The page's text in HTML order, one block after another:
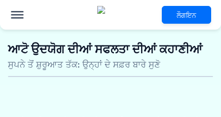
ਲੌਗਇਨ
ਨਵੀਨਤਾਕਾਰੀ ਵਿੱਤੀ ਹੱਲਾਂ ਲਈ
ਆਟੋ ਨਿਰਮਾਤਾ ਅਤੇ ਸਹਾਇਕ
ਆਟੋ ਉਦਯੋਗ ਦੀਆਂ ਸਫਲਤਾ ਦੀਆਂ ਕਹਾਣੀਆਂ
ਸੁਪਨੇ ਤੋਂ ਸ਼ੁਰੂਆਤ ਤੱਕ: ਉਨ੍ਹਾਂ ਦੇ ਸਫ਼ਰ ਬਾਰੇ ਸੁਣੋ